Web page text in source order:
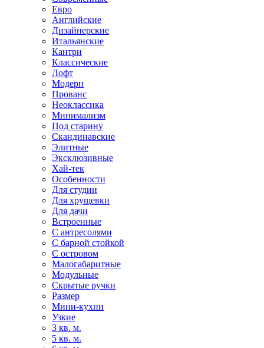
Евро
Английские
Дизайнерские
Итальянские
Кантри
Классические
Лофт
Модерн
Прованс
Неоклассика
Минимализм
Под старину
Скандинавские
Элитные
Эксклюзивные
Хай-тек
Особенности
Для студии
Для хрущевки
Для дачи
Встроенные
С антресолями
С барной стойкой
С островом
Малогабаритные
Модульные
Скрытые ручки
Размер
Мини-кухни
Узкие
3 кв. м.
5 кв. м.